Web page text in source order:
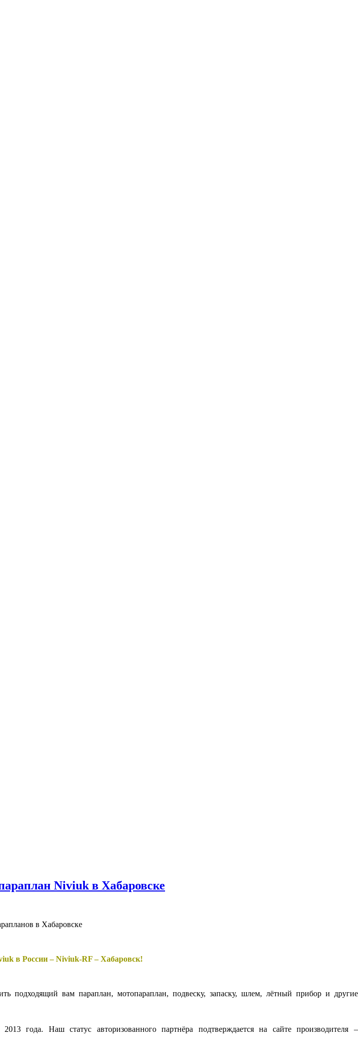
Niviuk в Хабаровске
в России – Niviuk-RF – Хабаровск!
подходящий вам параплан, мотопараплан, подвеску, запаску, шлем, лётный прибор и другие
года. Наш статус авторизованного партнёра подтверждается на сайте производителя –